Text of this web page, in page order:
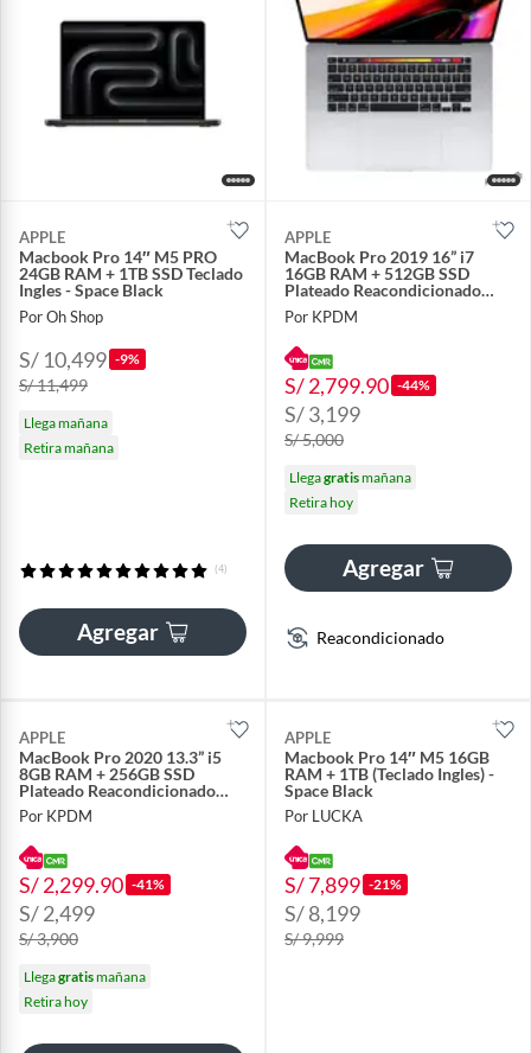
APPLE
Macbook Pro 14″ M5 PRO
24GB RAM + 1TB SSD Teclado
Ingles - Space Black
Por Oh Shop
S/ 10,499 -9%
S/ 11,499
Llega mañana
Retira mañana
(4)
Agregar
APPLE
MacBook Pro 2019 16” i7
16GB RAM + 512GB SSD
Plateado Reacondicionado
Grado A
Por KPDM
S/ 2,799.90 -44%
S/ 3,199
S/ 5,000
Llegagratismañana
Retira hoy
Agregar
Reacondicionado
APPLE
MacBook Pro 2020 13.3” i5
8GB RAM + 256GB SSD
Plateado Reacondicionado
Grado A
Por KPDM
S/ 2,299.90 -41%
S/ 2,499
S/ 3,900
Llegagratismañana
Retira hoy
APPLE
Macbook Pro 14″ M5 16GB
RAM + 1TB (Teclado Ingles) -
Space Black
Por LUCKA
S/ 7,899 -21%
S/ 8,199
S/ 9,999